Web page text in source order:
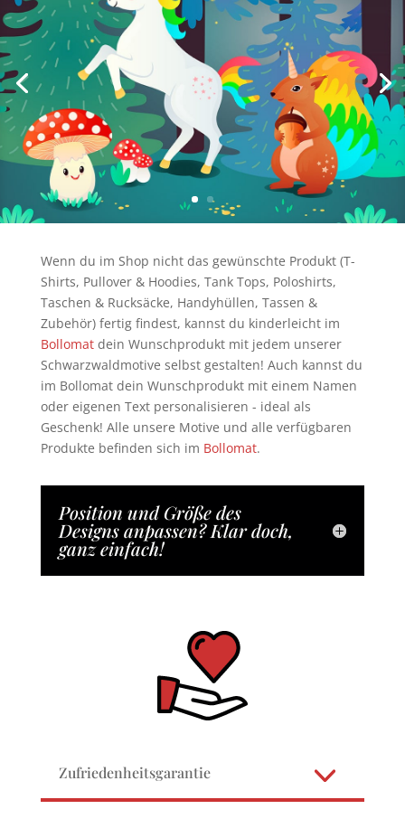
Wenn du im Shop nicht das gewünschte Produkt (T-
Shirts, Pullover & Hoodies, Tank Tops, Poloshirts,
Taschen & Rucksäcke, Handyhüllen, Tassen &
Zubehör) fertig findest, kannst du kinderleicht im
Bollomatdein Wunschprodukt mit jedem unserer
Schwarzwaldmotive selbst gestalten! Auch kannst du
im Bollomat dein Wunschprodukt mit einem Namen
oder eigenen Text personalisieren - ideal als
Geschenk! Alle unsere Motive und alle verfügbaren
Produkte befinden sich im Bollomat.
Position und Größe des
Designs anpassen? Klar doch,
ganz einfach!
Zufriedenheitsgarantie